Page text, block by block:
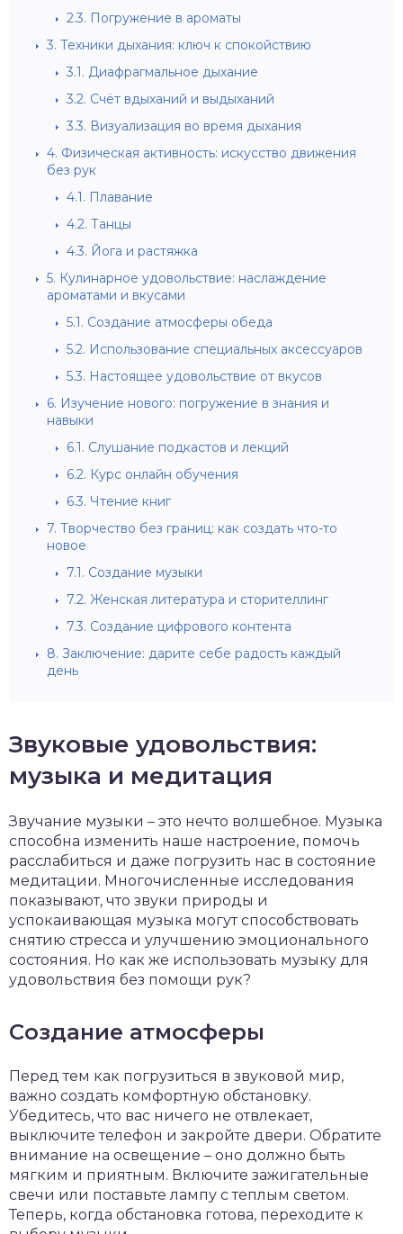
2.3. Погружение в ароматы
3. Техники дыхания: ключ к спокойствию
3.1. Диафрагмальное дыхание
3.2. Счёт вдыханий и выдыханий
3.3. Визуализация во время дыхания
4. Физическая активность: искусство движения
без рук
4.1. Плавание
4.2. Танцы
4.3. Йога и растяжка
5. Кулинарное удовольствие: наслаждение
ароматами и вкусами
5.1. Создание атмосферы обеда
5.2. Использование специальных аксессуаров
5.3. Настоящее удовольствие от вкусов
6. Изучение нового: погружение в знания и
навыки
6.1. Слушание подкастов и лекций
6.2. Курс онлайн обучения
6.3. Чтение книг
7. Творчество без границ: как создать что-то
новое
7.1. Создание музыки
7.2. Женская литература и сторителлинг
7.3. Создание цифрового контента
8. Заключение: дарите себе радость каждый
день
Звуковые удовольствия:
музыка и медитация
Звучание музыки – это нечто волшебное. Музыка
способна изменить наше настроение, помочь
расслабиться и даже погрузить нас в состояние
медитации. Многочисленные исследования
показывают, что звуки природы и
успокаивающая музыка могут способствовать
снятию стресса и улучшению эмоционального
состояния. Но как же использовать музыку для
удовольствия без помощи рук?
Создание атмосферы
Перед тем как погрузиться в звуковой мир,
важно создать комфортную обстановку.
Убедитесь, что вас ничего не отвлекает,
выключите телефон и закройте двери. Обратите
внимание на освещение – оно должно быть
мягким и приятным. Включите зажигательные
свечи или поставьте лампу с теплым светом.
Теперь, когда обстановка готова, переходите к